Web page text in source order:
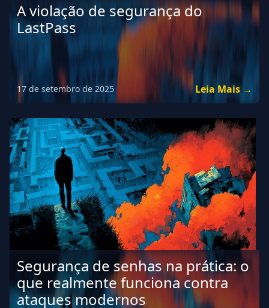
A violação de segurança do
LastPass
17 de setembro de 2025 Leia Mais →
Segurança de senhas na prática: o
que realmente funciona contra
ataques modernos